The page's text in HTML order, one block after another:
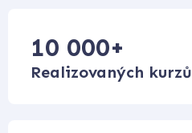
10 000+
Realizovaných kurzů